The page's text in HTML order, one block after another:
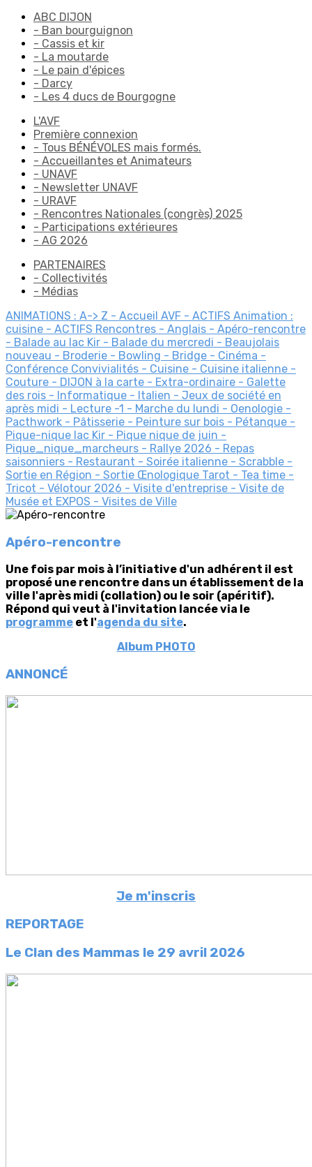
ABC DIJON
- Ban bourguignon
- Cassis et kir
- La moutarde
- Le pain d'épices
- Darcy
- Les 4 ducs de Bourgogne
L'AVF
Première connexion
- Tous BÉNÉVOLES mais formés.
- Accueillantes et Animateurs
- UNAVF
- Newsletter UNAVF
- URAVF
- Rencontres Nationales (congrès) 2025
- Participations extérieures
- AG 2026
PARTENAIRES
- Collectivités
- Médias
ANIMATIONS : A-> Z - Accueil AVF - ACTIFS Animation :
cuisine - ACTIFS Rencontres - Anglais - Apéro-rencontre
- Balade au lac Kir - Balade du mercredi - Beaujolais
nouveau - Broderie - Bowling - Bridge - Cinéma -
Conférence Convivialités - Cuisine - Cuisine italienne -
Couture - DIJON à la carte - Extra-ordinaire - Galette
des rois - Informatique - Italien - Jeux de société en
après midi - Lecture -1 - Marche du lundi - Oenologie -
Pacthwork - Pâtisserie - Peinture sur bois - Pétanque -
Pique-nique lac Kir - Pique nique de juin -
Pique_nique_marcheurs - Rallye 2026 - Repas
saisonniers - Restaurant - Soirée italienne - Scrabble -
Sortie en Région - Sortie Œnologique Tarot - Tea time -
Tricot - Vélotour 2026 - Visite d'entreprise - Visite de
Musée et EXPOS - Visites de Ville
Apéro-rencontre
Une fois par mois à l’initiative d'un adhérent il est
proposé une rencontre dans un établissement de la
ville l'après midi (collation) ou le soir (apéritif).
Répond qui veut à l'invitation lancée via le
programme et l'agenda du site.
Album PHOTO
ANNONCÉ
Je m'inscris
REPORTAGE
Le Clan des Mammas le 29 avril 2026